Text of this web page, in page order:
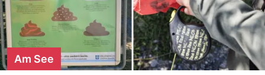
Am See